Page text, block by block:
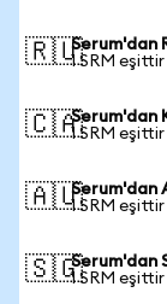
🇷🇺Serum'dan
1 SRM
🇨🇦Serum'dan
1 SRM
🇦🇺Serum'dan
1 SRM
🇸🇬Serum'dan
1 SRM